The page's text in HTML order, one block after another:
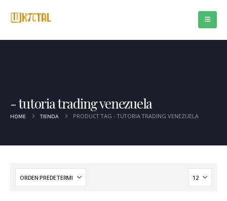
tutoria trading venezuela
HOME TIENDA PRODUCT TAG -TUTORIA TRADING VENEZUELA